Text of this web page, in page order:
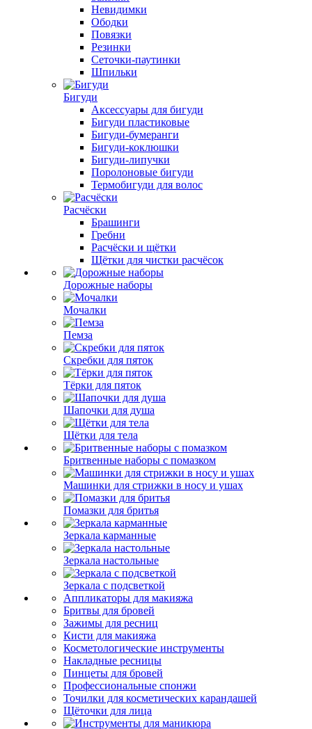
Невидимки
Ободки
Повязки
Резинки
Сеточки-паутинки
Шпильки
Бигуди
Аксессуары для бигуди
Бигуди пластиковые
Бигуди-бумеранги
Бигуди-коклюшки
Бигуди-липучки
Поролоновые бигуди
Термобигуди для волос
Расчёски
Брашинги
Гребни
Расчёски и щётки
Щётки для чистки расчёсок
Дорожные наборы
Мочалки
Пемза
Скребки для пяток
Тёрки для пяток
Шапочки для душа
Щётки для тела
Бритвенные наборы с помазком
Машинки для стрижки в носу и ушах
Помазки для бритья
Зеркала карманные
Зеркала настольные
Зеркала с подсветкой
Аппликаторы для макияжа
Бритвы для бровей
Зажимы для ресниц
Кисти для макияжа
Косметологические инструменты
Накладные ресницы
Пинцеты для бровей
Профессиональные спонжи
Точилки для косметических карандашей
Щёточки для лица